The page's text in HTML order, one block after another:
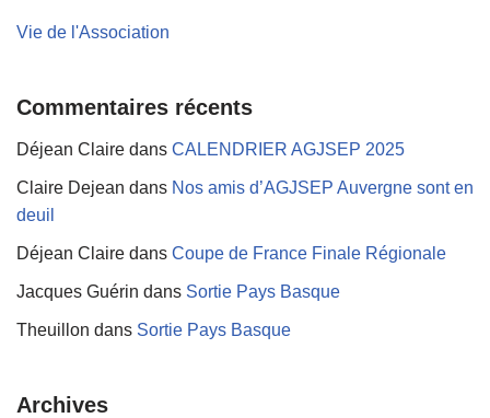
Vie de l'Association
Commentaires récents
Déjean Claire dans CALENDRIER AGJSEP 2025
Claire Dejean dans Nos amis d’AGJSEP Auvergne sont en
deuil
Déjean Claire dans Coupe de France Finale Régionale
Jacques Guérin dans Sortie Pays Basque
Theuillon dans Sortie Pays Basque
Archives